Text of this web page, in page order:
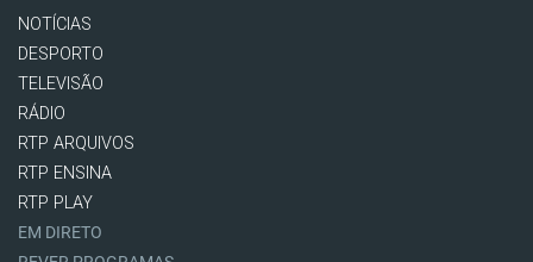
NOTÍCIAS
DESPORTO
TELEVISÃO
RÁDIO
RTP ARQUIVOS
RTP ENSINA
RTP PLAY
EM DIRETO